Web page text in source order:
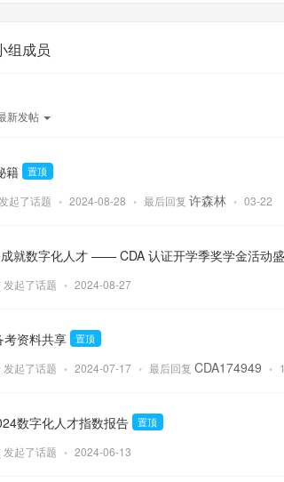
组成员
新发帖
籍 置顶
起了话题 • 2024-08-28 • 最后回复 许森林 • 03-22
就数字化人才 —— CDA 认证开学季奖学金活动
发起了话题 • 2024-08-27
考资料共享 置顶
发起了话题 • 2024-07-17 • 最后回复 CDA174949 •
数字化人才指数报告 置顶
发起了话题 • 2024-06-13